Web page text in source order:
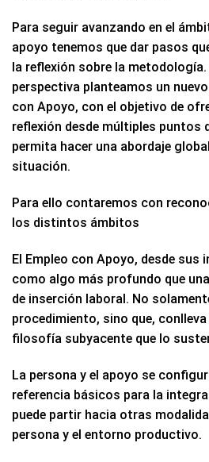
Para seguir avanzando en el
apoyo tenemos que dar pasos
la reflexión sobre la
perspectiva planteamos un
con Apoyo, con el objetivo de
reflexión desde múltiples puntos
permita hacer una abordaje
situación.
Para ello contaremos con
los distintos ámbitos
El Empleo con Apoyo, desde sus
como algo más profundo que
de inserción laboral. No
procedimiento, sino que,
filosofía subyacente que lo
La persona y el apoyo se
referencia básicos para la
puede partir hacia otras
persona y el entorno productivo.